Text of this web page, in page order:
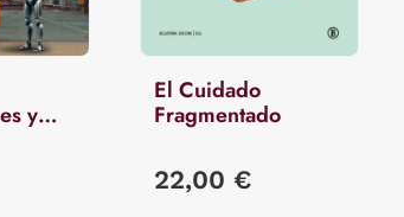
y
El Cuidado
Fragmentado
22,00 €